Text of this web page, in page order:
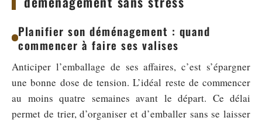
Planifier son déménagement : quand
commencer à faire ses valises
Anticiper l’emballage de ses affaires, c’est s’épargner
une bonne dose de tension. L’idéal reste de commencer
au moins quatre semaines avant le départ. Ce délai
permet de trier, d’organiser et d’emballer sans se laisser